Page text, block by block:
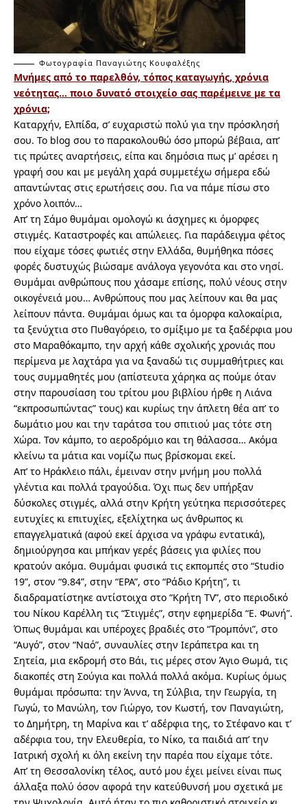
Φωτογραφία Παναγιώτης Κουφαλέξης
Μνήμες από το παρελθόν, τόπος καταγωγής, χρόνια
νεότητας… ποιο δυνατό στοιχείο σας παρέμεινε με τα
χρόνια;
Kαταρχήν, Ελπίδα, σ’ ευχαριστώ πολύ για την πρόσκλησή
σου. Το blog σου το παρακολουθώ όσο μπορώ βέβαια, απ’
τις πρώτες αναρτήσεις, είπα και δημόσια πως μ’ αρέσει η
γραφή σου και με μεγάλη χαρά συμμετέχω σήμερα εδώ
απαντώντας στις ερωτήσεις σου. Για να πάμε πίσω στο
χρόνο λοιπόν…
Απ’ τη Σάμο θυμάμαι ομολογώ κι άσχημες κι όμορφες
στιγμές. Καταστροφές και απώλειες. Για παράδειγμα φέτος
που είχαμε τόσες φωτιές στην Ελλάδα, θυμήθηκα πόσες
φορές δυστυχώς βιώσαμε ανάλογα γεγονότα και στο νησί.
Θυμάμαι ανθρώπους που χάσαμε επίσης, πολύ νέους στην
οικογένειά μου… Ανθρώπους που μας λείπουν και θα μας
λείπουν πάντα. Θυμάμαι όμως και τα όμορφα καλοκαίρια,
τα ξενύχτια στο Πυθαγόρειο, το σμίξιμο με τα ξαδέρφια μου
στο Μαραθόκαμπο, την αρχή κάθε σχολικής χρονιάς που
περίμενα με λαχτάρα για να ξαναδώ τις συμμαθήτριες και
τους συμμαθητές μου (απίστευτα χάρηκα ας πούμε όταν
στην παρουσίαση του τρίτου μου βιβλίου ήρθε η Λιάνα
“εκπροσωπώντας” τους) και κυρίως την άπλετη θέα απ’ το
δωμάτιο μου και την ταράτσα του σπιτιού μας τότε στη
Χώρα. Τον κάμπο, το αεροδρόμιο και τη θάλασσα… Ακόμα
κλείνω τα μάτια και νομίζω πως βρίσκομαι εκεί.
Απ’ το Ηράκλειο πάλι, έμειναν στην μνήμη μου πολλά
γλέντια και πολλά τραγούδια. Όχι πως δεν υπήρξαν
δύσκολες στιγμές, αλλά στην Κρήτη γεύτηκα περισσότερες
ευτυχίες κι επιτυχίες, εξελίχτηκα ως άνθρωπος κι
επαγγελματικά (αφού εκεί άρχισα να γράφω εντατικά),
δημιούργησα και μπήκαν γερές βάσεις για φιλίες που
κρατούν ακόμα. Θυμάμαι φυσικά τις εκπομπές στο “Studio
19”, στον “9.84”, στην “ΕΡΑ”, στο “Ράδιο Κρήτη”, τι
διαδραματίστηκε αντίστοιχα στο “Κρήτη TV”, στο περιοδικό
του Νίκου Καρέλλη τις “Στιγμές”, στην εφημερίδα “Ε. Φωνή”.
Όπως θυμάμαι και υπέροχες βραδιές στο “Τρομπόνι”, στο
“Αυγό”, στον “Ναό”, συναυλίες στην Ιεράπετρα και τη
Σητεία, μια εκδρομή στο Βάι, τις μέρες στον Άγιο Θωμά, τις
διακοπές στη Σούγια και πολλά πολλά ακόμα. Κυρίως όμως
θυμάμαι πρόσωπα: την Άννα, τη Σύλβια, την Γεωργία, τη
Γωγώ, το Μανώλη, τον Γιώργο, τον Κωστή, τον Παναγιώτη,
το Δημήτρη, τη Μαρίνα και τ’ αδέρφια της, το Στέφανο και τ’
αδέρφια του, την Ελευθερία, το Νίκο, τα παιδιά απ’ την
Ιατρική σχολή κι όλη εκείνη την παρέα που είχαμε τότε.
Απ’ τη Θεσσαλονίκη τέλος, αυτό μου έχει μείνει είναι πως
άλλαξα πολύ όσον αφορά την κατεύθυνσή μου σχετικά με